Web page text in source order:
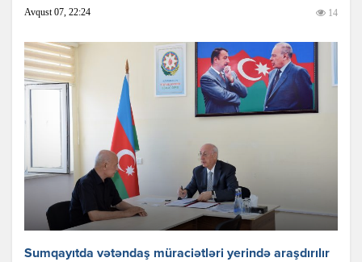
Avqust 07, 22:24 14
Sumqayıtda vətəndaş müraciətləri yerində araşdırılır